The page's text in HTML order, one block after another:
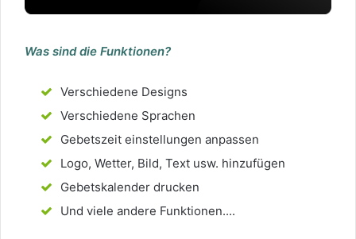
Was sind die Funktionen?
Verschiedene Designs
Verschiedene Sprachen
Gebetszeit einstellungen anpassen
Logo, Wetter, Bild, Text usw. hinzufügen
Gebetskalender drucken
Und viele andere Funktionen....